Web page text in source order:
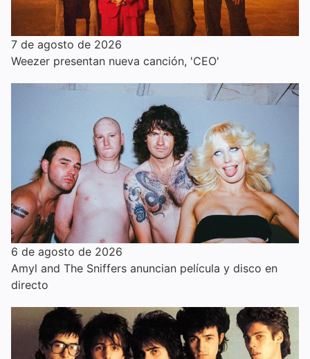
7 de agosto de 2026
Weezer presentan nueva canción, 'CEO'
6 de agosto de 2026
Amyl and The Sniffers anuncian película y disco en
directo